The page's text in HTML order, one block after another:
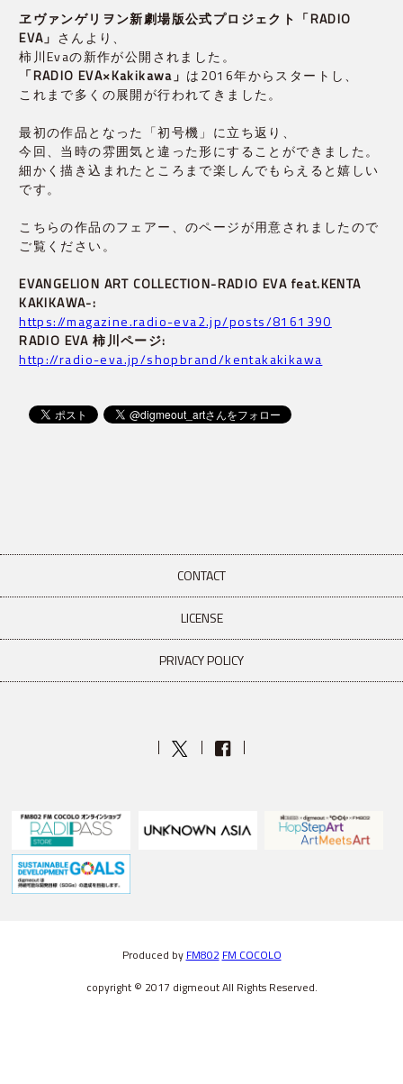
ヱヴァンゲリヲン新劇場版公式プロジェクト「RADIO
EVA」 さんより、
「RADIO EVA×Kakikawa」 は2016年からスタートし、
これまで多くの展開が行われてきました。
最初の作品となった「初号機」に立ち返り、
今回、当時の雰囲気と違った形にすることができました。
細かく描き込まれたところまで楽しんでもらえると嬉しい
です。
こちらの作品のフェアー、のページが用意されましたので
ご覧ください。
EVANGELION ART COLLECTION-RADIO EVA feat.KENTA
KAKIKAWA-:
https://magazine.radio-eva2.jp/posts/8161390
RADIO EVA 柿川ページ:
http://radio-eva.jp/shopbrand/kentakakikawa
CONTACT
LICENSE
PRIVACY POLICY
Produced by FM802 FM COCOLO
copyright © 2017 digmeout All Rights Reserved.